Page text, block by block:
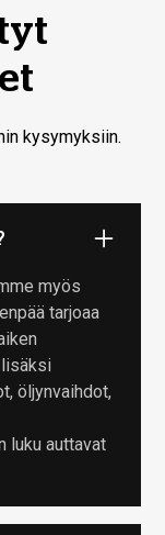
kysymyksiin.
myös
tarjoaa
öljynvaihdot,
luku auttavat